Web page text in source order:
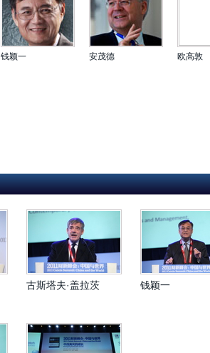
钱颖一 安茂德 欧高敦
古斯塔夫·盖拉茨 钱颖一